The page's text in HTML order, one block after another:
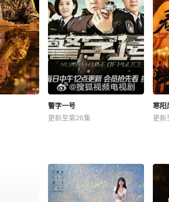
警字一号
更新至第26集
寒阳
更新